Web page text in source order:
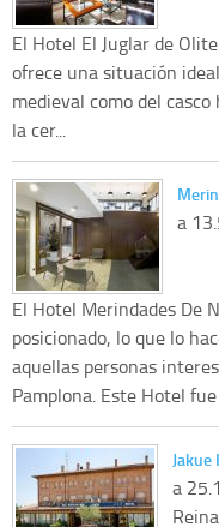
El Hotel El Juglar de
ofrece una situación
medieval como del
la cer...
a
El Hotel Merindades De
posicionado, lo que lo
aquellas personas
Pamplona. Este Hotel
Jakue
a